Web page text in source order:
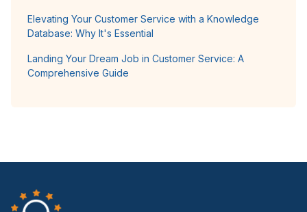
Elevating Your Customer Service with a Knowledge
Database: Why It's Essential
Landing Your Dream Job in Customer Service: A
Comprehensive Guide